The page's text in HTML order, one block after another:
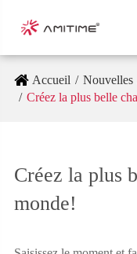
Accueil Nouvelles
Créez la plus belle
Créez la plus
monde!